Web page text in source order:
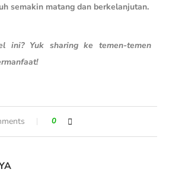
semakin matang dan berkelanjutan.
ini? Yuk sharing ke temen-temen
0